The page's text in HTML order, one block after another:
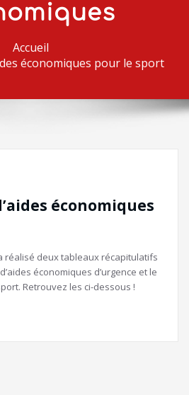
Accueil
économiques pour le sport
économiques
réalisé deux tableaux récapitulatifs
économiques d’urgence et le
Retrouvez les ci-dessous !